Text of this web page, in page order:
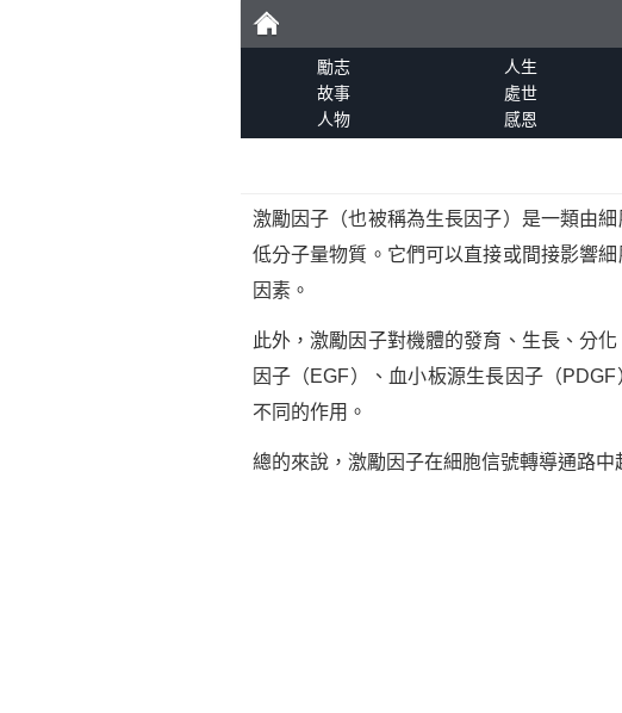
勵
勵志 人生
故事
處世
人物
感恩
激勵因子（也被稱為生長因子）是一類由
低分子量物質。它們可以直接或間接影響
因素。
此外，激勵因子對機體的發育、生長、分
因子（EGF）、血小板源生長因子（
不同的作用。
總的來說，激勵因子在細胞信號轉導通路